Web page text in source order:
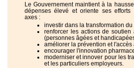
Le Gouvernement maintient à la
dépenses élevé et oriente ses
axes :
investir dans la transformation
renforcer les actions de soutien
(personnes âgées et
améliorer la prévention et l'accès
encourager l'innovation
moderniser et innover pour les
et les particuliers employeurs.